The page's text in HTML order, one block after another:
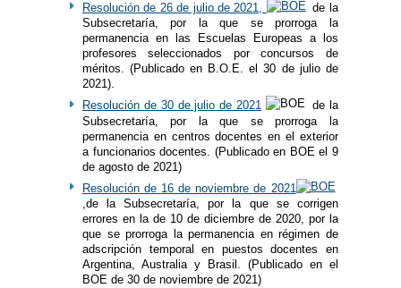
Resolución de 26 de julio de 2021,
de la
Subsecretaría, por la que se prorroga la
permanencia en las Escuelas Europeas a los
profesores seleccionados por concursos de
méritos. (Publicado en B.O.E. el 30 de julio de
2021).
Resolución de 30 de julio de 2021
de la
Subsecretaría, por la que se prorroga la
permanencia en centros docentes en el exterior
a funcionarios docentes. (Publicado en BOE el 9
de agosto de 2021)
Resolución de 16 de noviembre de 2021
,de la Subsecretaría, por la que se corrigen
errores en la de 10 de diciembre de 2020, por la
que se prorroga la permanencia en régimen de
adscripción temporal en puestos docentes en
Argentina, Australia y Brasil. (Publicado en el
BOE de 30 de noviembre de 2021)